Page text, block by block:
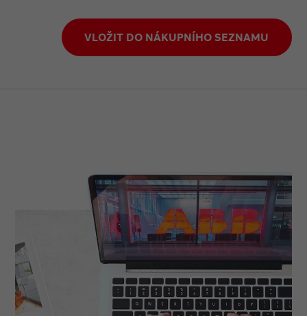
VLOŽIT DO NÁKUPNÍHO SEZNAMU